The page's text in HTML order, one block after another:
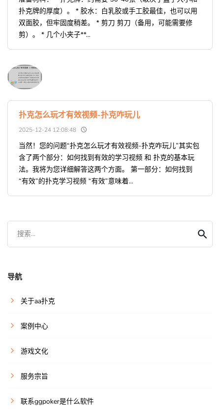
扑克牌的厚度）。 * 胶水：白乳胶或手工胶最佳，也可以用
双面胶，但牢固度稍差。 * 剪刀 剪刀（备用，可能需要修
剪）。 * 几个小夹子**...
扑克怎么玩才有效视频-扑克咋玩儿
2025-12-24 12:08:48
当然！您的问题“扑克怎么玩才有效视频-扑克咋玩儿”其实包
含了两个部分：如何找到有效的学习视频 和 扑克的基本玩
法。我将为您详细解答这两个方面。 第一部分：如何找到
“有效”的扑克学习视频 “有效”意味着...
搜索...
导航
关于aa扑克
案例中心
游戏文化
服务宗旨
联系ggpoker是什么软件